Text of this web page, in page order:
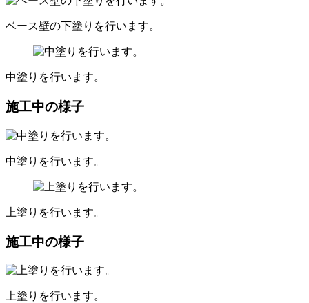
ベース壁の下塗りを行います。
中塗りを行います。
施工中の様子
中塗りを行います。
上塗りを行います。
施工中の様子
上塗りを行います。